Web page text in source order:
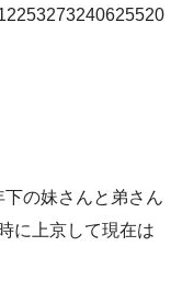
の妹さんと弟さん
に上京して現在は